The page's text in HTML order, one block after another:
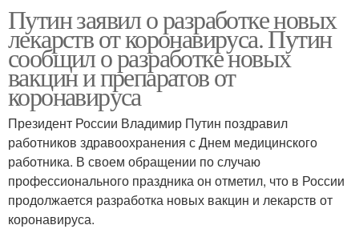
Путин заявил о разработке новых
лекарств от коронавируса. Путин
сообщил о разработке новых
вакцин и препаратов от
коронавируса
Президент России Владимир Путин поздравил
работников здравоохранения с Днем медицинского
работника. В своем обращении по случаю
профессионального праздника он отметил, что в России
продолжается разработка новых вакцин и лекарств от
коронавируса.